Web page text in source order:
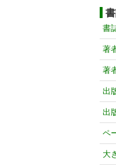
書
著
著
出
出
ペ
大